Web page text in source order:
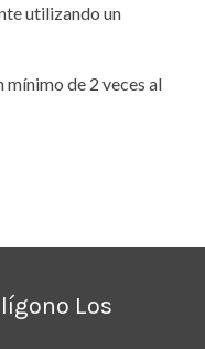
utilizando un
de 2 veces al
Los